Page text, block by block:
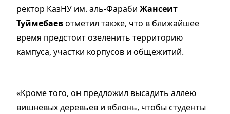
ректор КазНУ им. аль-Фараби Жансеит
Туймебаевотметил также, что в ближайшее
время предстоит озеленить территорию
кампуса, участки корпусов и общежитий.
«Кроме того, он предложил высадить аллею
вишневых деревьев и яблонь, чтобы студенты